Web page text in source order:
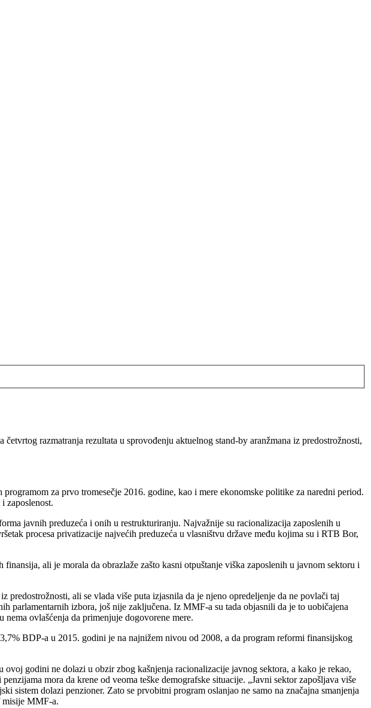
razmatranja rezultata u sprovođenju aktuelnog stand-by aranžmana iz predostrožnosti,
za prvo tromesečje 2016. godine, kao i mere ekonomske politike za naredni period.
zaposlenost.
javnih preduzeća i onih u restrukturiranju. Najvažnije su racionalizacija zaposlenih u
procesa privatizacije najvećih preduzeća u vlasništvu države među kojima su i RTB Bor,
ali je morala da obrazlaže zašto kasni otpuštanje viška zaposlenih u javnom sektoru i
predostrožnosti, ali se vlada više puta izjasnila da je njeno opredeljenje da ne povlači taj
parlamentarnih izbora, još nije zaključena. Iz MMF-a su tada objasnili da je to uobičajena
ovlašćenja da primenjuje dogovorene mere.
BDP-a u 2015. godini je na najnižem nivou od 2008, a da program reformi finansijskog
godini ne dolazi u obzir zbog kašnjenja racionalizacije javnog sektora, a kako je rekao,
mora da krene od veoma teške demografske situacije. „Javni sektor zapošljava više
sistem dolazi penzioner. Zato se prvobitni program oslanjao ne samo na značajna smanjenja
misije MMF-a.